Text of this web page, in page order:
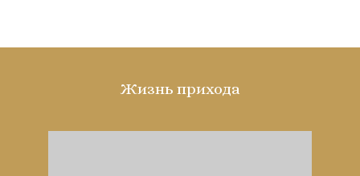
Жизнь прихода